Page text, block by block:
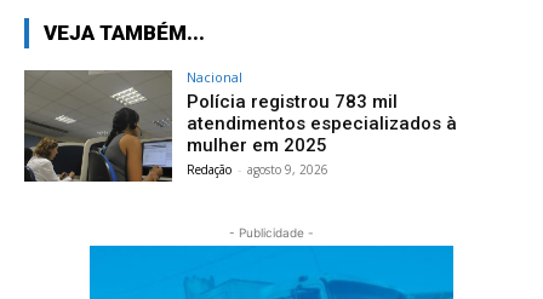
VEJA TAMBÉM...
Nacional
Polícia registrou 783 mil
atendimentos especializados à
mulher em 2025
Redação - agosto 9, 2026
- Publicidade -